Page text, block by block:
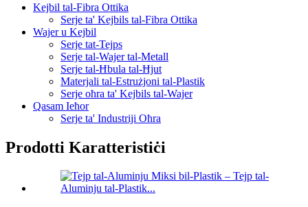
Kejbil tal-Fibra Ottika
Serje ta' Kejbils tal-Fibra Ottika
Wajer u Kejbil
Serje tat-Tejps
Serje tal-Wajer tal-Metall
Serje tal-Ħbula tal-Ħjut
Materjali tal-Estrużjoni tal-Plastik
Serje oħra ta' Kejbils tal-Wajer
Qasam Ieħor
Serje ta' Industriji Oħra
Prodotti Karatteristiċi